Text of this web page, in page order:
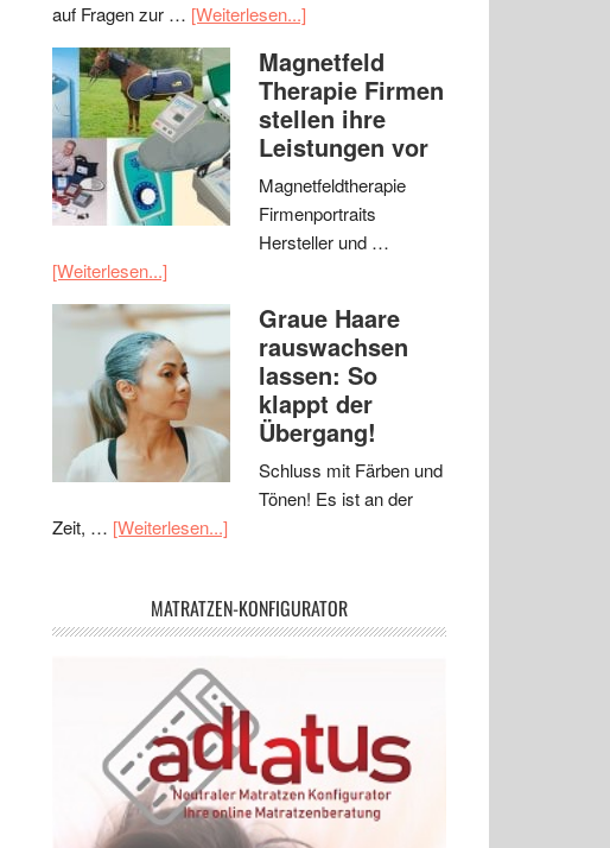
auf Fragen zur … [Weiterlesen...]
Magnetfeld
Therapie Firmen
stellen ihre
Leistungen vor
Magnetfeldtherapie
Firmenportraits
Hersteller und …
[Weiterlesen...]
Graue Haare
rauswachsen
lassen: So
klappt der
Übergang!
Schluss mit Färben und
Tönen! Es ist an der
Zeit, … [Weiterlesen...]
MATRATZEN-KONFIGURATOR